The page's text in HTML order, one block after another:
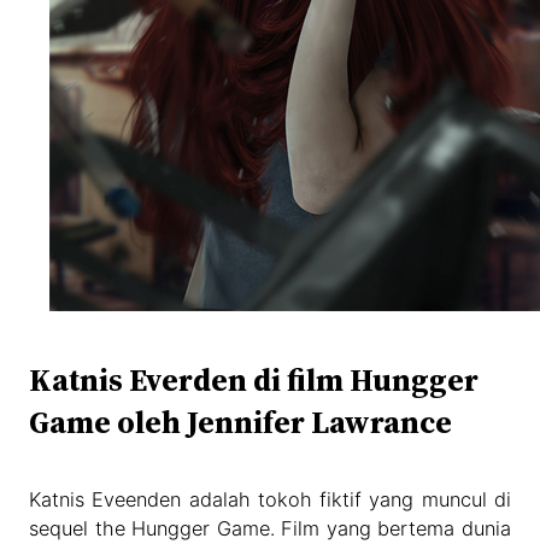
Katnis Everden di film Hungger
Game oleh Jennifer Lawrance
Katnis Eveenden adalah tokoh fiktif yang muncul di
sequel the Hungger Game. Film yang bertema dunia